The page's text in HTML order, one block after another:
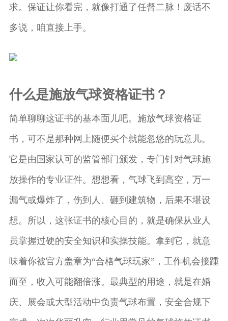
求。保证让你看完，就像打通了任督二脉！废话不
多说，咱直接上手。
什么是施放气球资格证书？
简单聊聊这证书的基本面儿吧。施放气球资格证
书，可不是那种网上随便买个就能忽悠的玩意儿。
它是由国家认可的监管部门颁发，专门针对气球施
放操作的专业证件。想想看，气球飞到高空，万一
漏气或爆炸了，伤到人、砸到建筑物，后果不堪设
想。所以，这张证书的核心目的，就是确保从业人
员掌握过硬的安全知识和实操技能。拿到它，就意
味着你被官方盖章为“合格气球玩家”，工作机会接踵
而至，收入可能翻倍涨。最典型的用途，就是在婚
庆、展会或大型活动中负责气球布置，安全合规下